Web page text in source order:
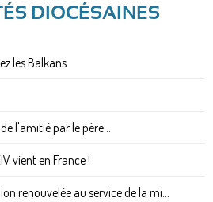
DIOCÉSAINES
les Balkans
l'amitié par le père...
vient en France !
renouvelée au service de la mi...